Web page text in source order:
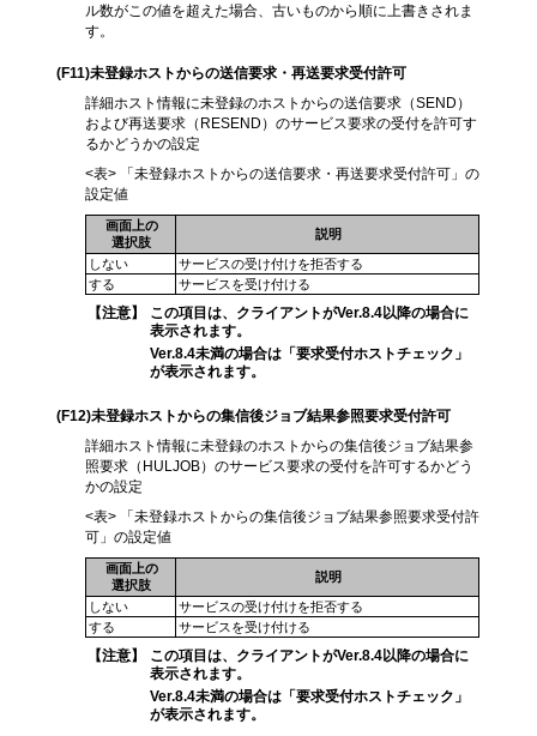
ル数がこの値を超えた場合、古いものから順に上書きされま
す。
(F11)未登録ホストからの送信要求・再送要求受付許可
詳細ホスト情報に未登録のホストからの送信要求（SEND）
および再送要求（RESEND）のサービス要求の受付を許可す
るかどうかの設定
<表> 「未登録ホストからの送信要求・再送要求受付許可」の
設定値
画面上の
選択肢
説明
しない
サービスの受け付けを拒否する
する
サービスを受け付ける
【注意】
この項目は、クライアントがVer.8.4以降の場合に
表示されます。
Ver.8.4未満の場合は「要求受付ホストチェック」
が表示されます。
(F12)未登録ホストからの集信後ジョブ結果参照要求受付許可
詳細ホスト情報に未登録のホストからの集信後ジョブ結果参
照要求（HULJOB）のサービス要求の受付を許可するかどう
かの設定
<表> 「未登録ホストからの集信後ジョブ結果参照要求受付許
可」の設定値
画面上の
選択肢
説明
しない
サービスの受け付けを拒否する
する
サービスを受け付ける
【注意】
この項目は、クライアントがVer.8.4以降の場合に
表示されます。
Ver.8.4未満の場合は「要求受付ホストチェック」
が表示されます。